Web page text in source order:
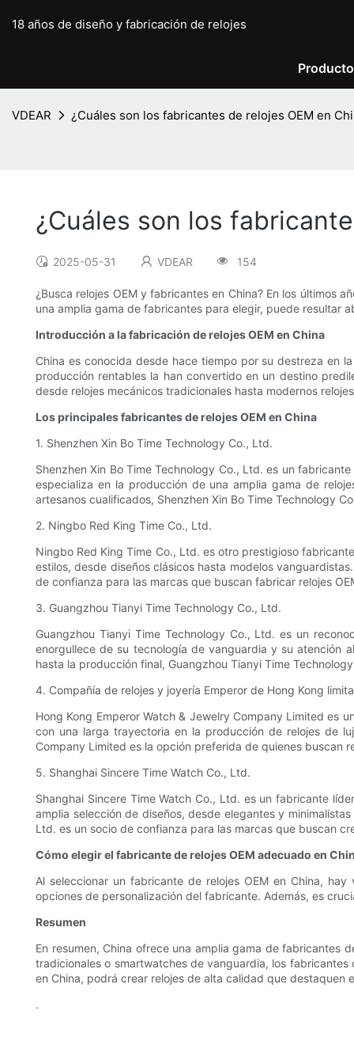
18 años de diseño y fabricación de relojes
VDEAR ¿Cuáles son los fabricantes de relojes OEM en
¿Cuáles son los
2025-05-31 VDEAR 154
¿Busca relojes OEM y fabricantes en China? En los últimos
una amplia gama de fabricantes para elegir, puede resultar
Introducción a la fabricación de relojes OEM en China
China es conocida desde hace tiempo por su destreza en
producción rentables la han convertido en un destino
desde relojes mecánicos tradicionales hasta modernos
Los principales fabricantes de relojes OEM en China
1. Shenzhen Xin Bo Time Technology Co., Ltd.
Shenzhen Xin Bo Time Technology Co., Ltd. es un
especializa en la producción de una amplia gama de
artesanos cualificados, Shenzhen Xin Bo Time Technology
2. Ningbo Red King Time Co., Ltd.
Ningbo Red King Time Co., Ltd. es otro prestigioso
estilos, desde diseños clásicos hasta modelos
de confianza para las marcas que buscan fabricar relojes
3. Guangzhou Tianyi Time Technology Co., Ltd.
Guangzhou Tianyi Time Technology Co., Ltd. es un
enorgullece de su tecnología de vanguardia y su atención
hasta la producción final, Guangzhou Tianyi Time
4. Compañía de relojes y joyería Emperor de Hong Kong
Hong Kong Emperor Watch & Jewelry Company Limited es
con una larga trayectoria en la producción de relojes de
Company Limited es la opción preferida de quienes buscan
5. Shanghai Sincere Time Watch Co., Ltd.
Shanghai Sincere Time Watch Co., Ltd. es un fabricante
amplia selección de diseños, desde elegantes y
Ltd. es un socio de confianza para las marcas que buscan
Cómo elegir el fabricante de relojes OEM adecuado en
Al seleccionar un fabricante de relojes OEM en China,
opciones de personalización del fabricante. Además, es
Resumen
En resumen, China ofrece una amplia gama de fabricantes
tradicionales o smartwatches de vanguardia, los
en China, podrá crear relojes de alta calidad que destaquen
.